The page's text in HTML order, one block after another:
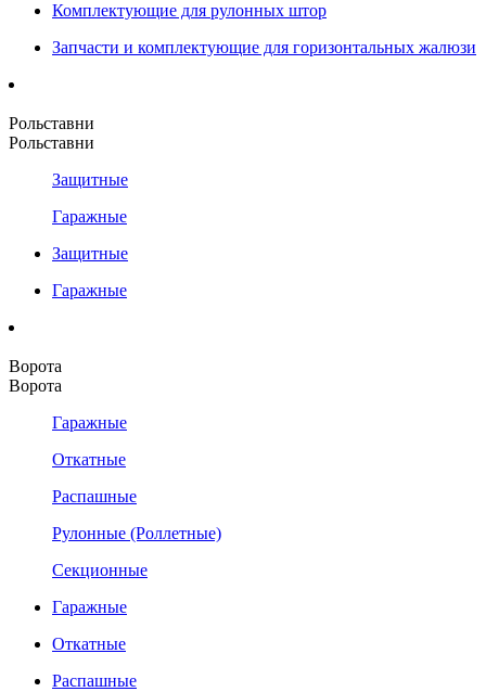
Комплектующие для рулонных штор
Запчасти и комплектующие для горизонтальных жалюзи
Рольставни
Рольставни
Защитные
Гаражные
Защитные
Гаражные
Ворота
Ворота
Гаражные
Откатные
Распашные
Рулонные (Роллетные)
Секционные
Гаражные
Откатные
Распашные